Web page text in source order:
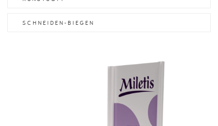
SCHNEIDEN-BIEGEN